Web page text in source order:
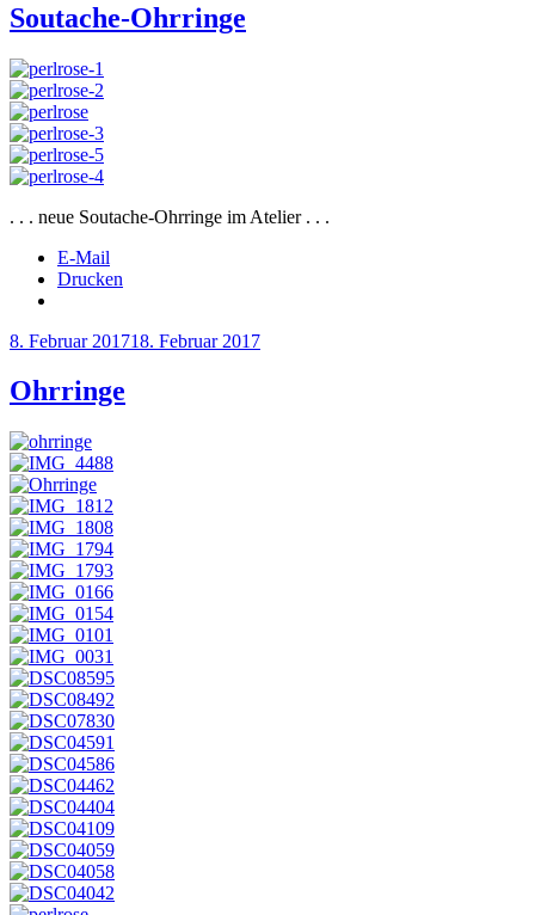
Soutache-Ohrringe
. . . neue Soutache-Ohrringe im Atelier . . .
E-Mail
Drucken
Veröffentlicht
8. Februar 201718. Februar 2017
Ohrringe